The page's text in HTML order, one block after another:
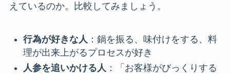
えているのか。比較してみましょう。
行為が好きな人 ：鍋を振る、味付けをする、料
理が出来上がるプロセスが好き
人参を追いかける人 ：「お客様がびっくりする